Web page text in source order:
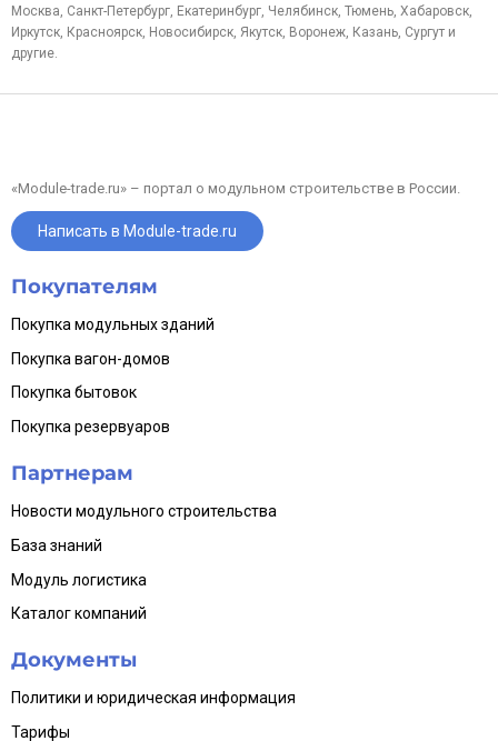
Москва, Санкт-Петербург, Екатеринбург, Челябинск, Тюмень, Хабаровск,
Иркутск, Красноярск, Новосибирск, Якутск, Воронеж, Казань, Сургут и
другие.
«Module-trade.ru» – портал о модульном строительстве в России.
Написать в Module-trade.ru
Покупателям
Покупка модульных зданий
Покупка вагон-домов
Покупка бытовок
Покупка резервуаров
Партнерам
Новости модульного строительства
База знаний
Модуль логистика
Каталог компаний
Документы
Политики и юридическая информация
Тарифы